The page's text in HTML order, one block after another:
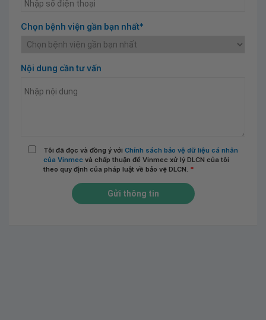
Chọn bệnh viện gần bạn nhất*
Nội dung cần tư vấn
Tôi đã đọc và đồng ý với Chính sách bảo vệ dữ liệu cá nhân
của Vinmec và chấp thuận để Vinmec xử lý DLCN của tôi
theo quy định của pháp luật về bảo vệ DLCN. *
Gửi thông tin